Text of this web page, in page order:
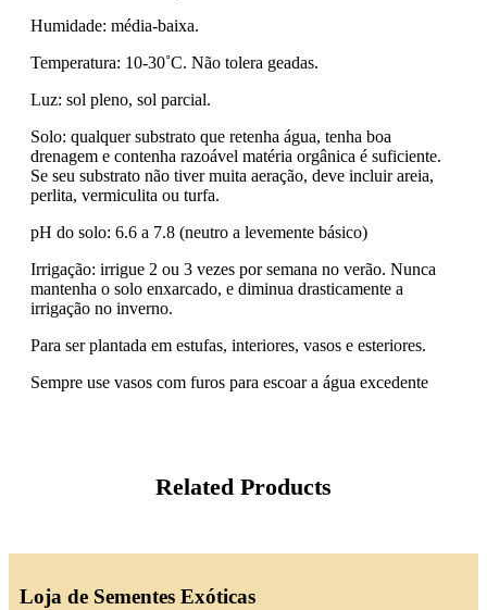
Humidade: média-baixa.
Temperatura: 10-30˚C. Não tolera geadas.
Luz: sol pleno, sol parcial.
Solo: qualquer substrato que retenha água, tenha boa
drenagem e contenha razoável matéria orgânica é suficiente.
Se seu substrato não tiver muita aeração, deve incluir areia,
perlita, vermiculita ou turfa.
pH do solo: 6.6 a 7.8 (neutro a levemente básico)
Irrigação: irrigue 2 ou 3 vezes por semana no verão. Nunca
mantenha o solo enxarcado, e diminua drasticamente a
irrigação no inverno.
Para ser plantada em estufas, interiores, vasos e esteriores.
Sempre use vasos com furos para escoar a água excedente
Related Products
Loja de Sementes Exóticas